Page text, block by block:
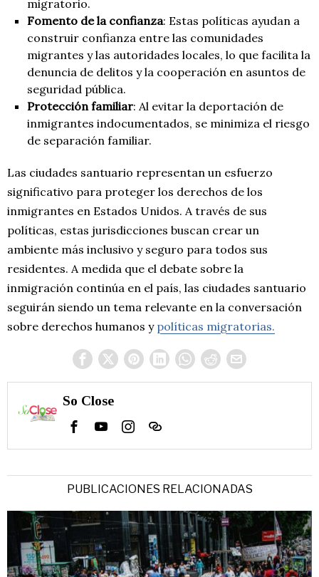
migratorio.
Fomento de la confianza: Estas políticas ayudan a
construir confianza entre las comunidades
migrantes y las autoridades locales, lo que facilita la
denuncia de delitos y la cooperación en asuntos de
seguridad pública.
Protección familiar: Al evitar la deportación de
inmigrantes indocumentados, se minimiza el riesgo
de separación familiar.
Las ciudades santuario representan un esfuerzo
significativo para proteger los derechos de los
inmigrantes en Estados Unidos. A través de sus
políticas, estas jurisdicciones buscan crear un
ambiente más inclusivo y seguro para todos sus
residentes. A medida que el debate sobre la
inmigración continúa en el país, las ciudades santuario
seguirán siendo un tema relevante en la conversación
sobre derechos humanos y políticas migratorias.
So Close
PUBLICACIONES RELACIONADAS